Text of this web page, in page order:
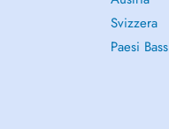
Svizzera
Paesi